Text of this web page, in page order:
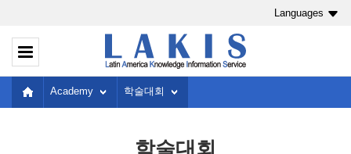
Languages
Academy 학술대회
학술대회